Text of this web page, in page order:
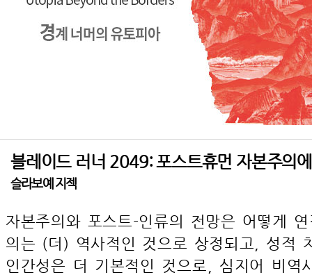
블레이드 러너 2049: 포스트휴먼 자본주의
슬라보예 지젝
자본주의와 포스트-인류의 전망은 어떻게
의는 (더) 역사적인 것으로 상정되고, 성적
인간성은 더 기본적인 것으로, 심지어 비역